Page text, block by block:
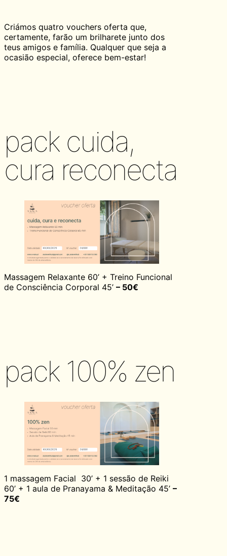
Criámos quatro vouchers oferta que,
certamente, farão um brilharete junto dos
teus amigos e família. Qualquer que seja a
ocasião especial, oferece bem-estar!
pack cuida,
cura reconecta
Massagem Relaxante 60’ + Treino Funcional
de Consciência Corporal 45’ – 50€
pack 100% zen
1 massagem Facial 30’ + 1 sessão de Reiki
60’ + 1 aula de Pranayama & Meditação 45’ –
75€